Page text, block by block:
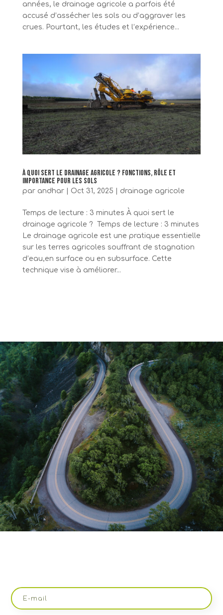
années, le drainage agricole a parfois été
accusé d’assécher les sols ou d’aggraver les
crues. Pourtant, les études et l’expérience...
À quoi sert le drainage agricole ? Fonctions, rôle et
importance pour les sols
par andhar| Oct 31, 2025 drainage agricole
Temps de lecture : 3 minutes À quoi sert le
drainage agricole ? Temps de lecture : 3 minutes
Le drainage agricole est une pratique essentielle
sur les terres agricoles souffrant de stagnation
d’eau,en surface ou en subsurface. Cette
technique vise à améliorer...